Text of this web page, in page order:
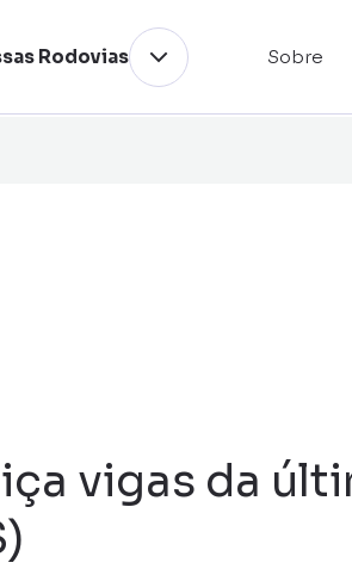
Rodovias Sobre
vigas da